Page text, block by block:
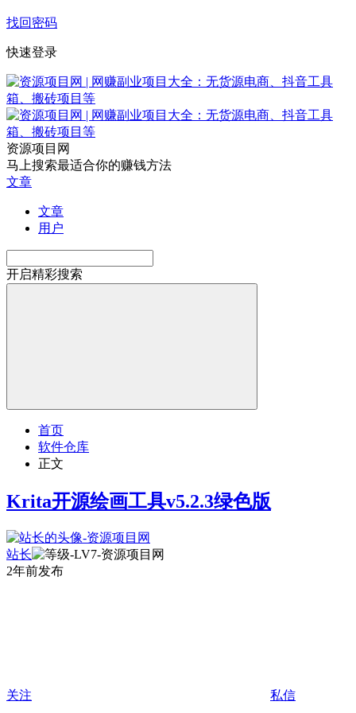
找回密码
快速登录
资源项目网
马上搜索最适合你的赚钱方法
文章
文章
用户
开启精彩搜索
首页
软件仓库
正文
Krita开源绘画工具v5.2.3绿色版
站长
2年前发布
关注 私信